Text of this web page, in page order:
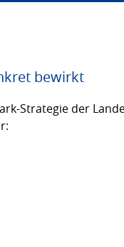
bewirkt
Strategie der